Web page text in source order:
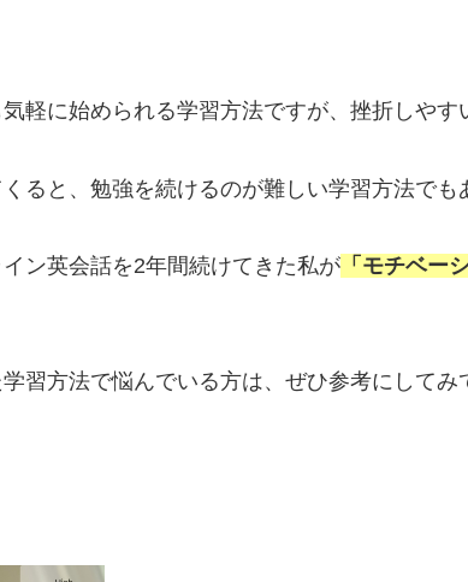
軽に始められる学習方法ですが、挫折しやす
ると、勉強を続けるのが難しい学習方法でも
ン英会話を2年間続けてきた私が 「モチベー
習方法で悩んでいる方は、ぜひ参考にしてみ